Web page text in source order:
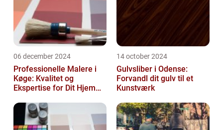
06 december 2024
Professionelle Malere i
Køge: Kvalitet og
Ekspertise for Dit Hjem
14 october 2024
Gulvsliber i Odense:
Forvandl dit gulv til et
Kunstværk